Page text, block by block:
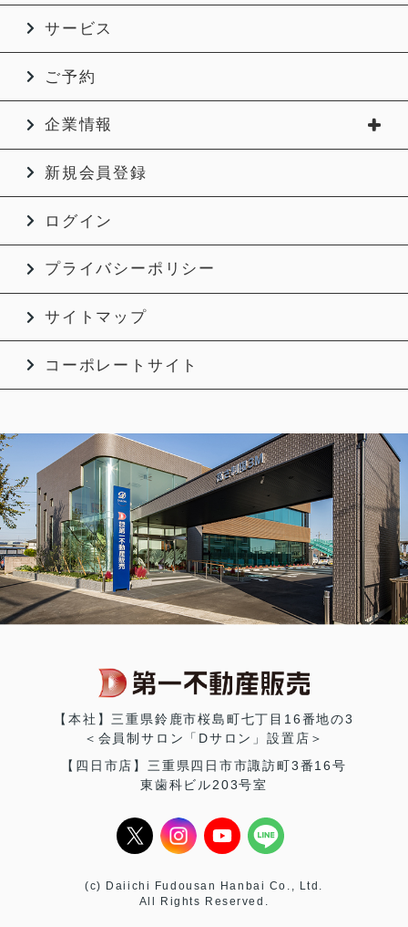
サービス
ご予約
企業情報
新規会員登録
ログイン
プライバシーポリシー
サイトマップ
コーポレートサイト
【本社】三重県鈴鹿市桜島町七丁目16番地の3
＜会員制サロン「Dサロン」設置店＞
【四日市店】三重県四日市市諏訪町3番16号
東歯科ビル203号室
(c) Daiichi Fudousan Hanbai Co., Ltd.
All Rights Reserved.